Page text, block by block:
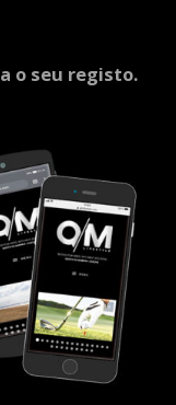
o seu registo.